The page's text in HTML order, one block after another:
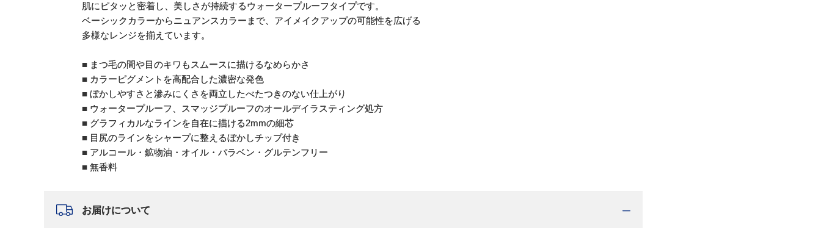
肌にピタッと密着し、美しさが持続するウォータープルーフタイプです。
ベーシックカラーからニュアンスカラーまで、アイメイクアップの可能性を広げる
多様なレンジを揃えています。
■ まつ毛の間や目のキワもスムースに描けるなめらかさ
■ カラーピグメントを高配合した濃密な発色
■ ぼかしやすさと滲みにくさを両立したべたつきのない仕上がり
■ ウォータープルーフ、スマッジプルーフのオールデイラスティング処方
■ グラフィカルなラインを自在に描ける2mmの細芯
■ 目尻のラインをシャープに整えるぼかしチップ付き
■ アルコール・鉱物油・オイル・パラベン・グルテンフリー
■ 無香料
お届けについて